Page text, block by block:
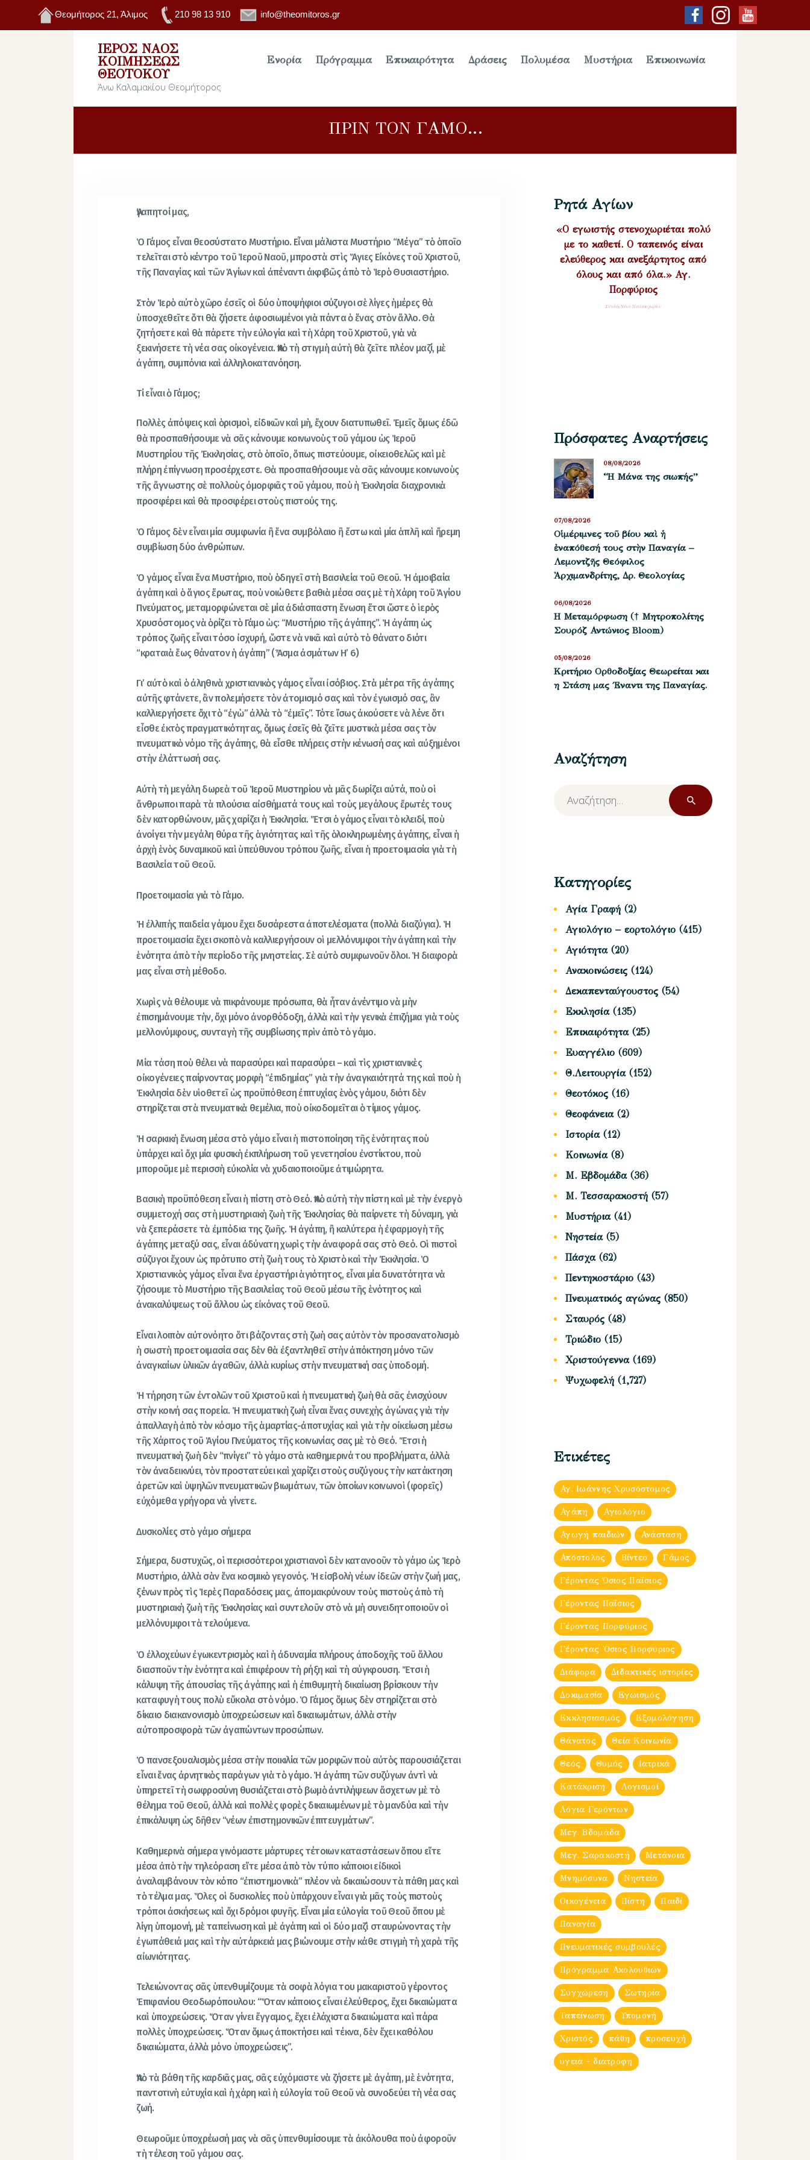
Θεομήτορος 21, Άλιμος 210 98 13 910 info@theomitoros.gr
ΙΕΡΌΣ ΝΑΌΣ
ΚΟΙΜΉΣΕΩΣ
ΘΕΟΤΌΚΟΥ
Άνω Καλαμακίου Θεομήτορος
Ενορία Πρόγραμμα Επικαιρότητα Δράσεις Πολυμέσα Μυστήρια Επικοινωνία
ΠΡΙΝ ΤΟΝ ΓΑΜΟ…
Ἀγαπητοί μας,
Ὁ Γάμος εἶναι θεοσύστατο Μυστήριο. Εἶναι μάλιστα Μυστήριο “Μέγα” τὸ ὁποῖο
τελεῖται στὸ κέντρο τοῦ Ἱεροῦ Ναοῦ, μπροστὰ στὶς Ἅγιες Εἰκόνες τοῦ Χριστοῦ,
τῆς Παναγίας καὶ τῶν Ἁγίων καὶ ἀπέναντι ἀκριβῶς ἀπὸ τὸ Ἱερὸ Θυσιαστήριο.
Στὸν Ἱερὸ αὐτὸ χῶρο ἐσεῖς οἱ δύο ὑποψήφιοι σύζυγοι σὲ λίγες ἡμέρες θὰ
ὑποσχεθεῖτε ὅτι θὰ ζήσετε ἀφοσιωμένοι γιὰ πάντα ὁ ἕνας στὸν ἄλλο. Θὰ
ζητήσετε καὶ θὰ πάρετε τὴν εὐλογία καὶ τὴ Χάρη τοῦ Χριστοῦ, γιὰ νὰ
ξεκινήσετε τὴ νέα σας οἰκογένεια. Ἀπὸ τὴ στιγμὴ αὐτὴ θὰ ζεῖτε πλέον μαζί, μὲ
ἀγάπη, συμπόνια καὶ ἀλληλοκατανόηση.
Τί εἶναι ὁ Γάμος;
Πολλὲς ἀπόψεις καὶ ὁρισμοὶ, εἰδικῶν καὶ μὴ, ἔχουν διατυπωθεῖ. Ἐμεῖς ὅμως ἐδῶ
θὰ προσπαθήσουμε νὰ σᾶς κάνουμε κοινωνοὺς τοῦ γάμου ὡς Ἱεροῦ
Μυστηρίου τῆς Ἐκκλησίας, στὸ ὁποῖο, ὅπως πιστεύουμε, οἰκειοθελῶς καὶ μὲ
πλήρη ἐπίγνωση προσέρχεστε. Θὰ προσπαθήσουμε νὰ σᾶς κάνουμε κοινωνοὺς
τῆς ἄγνωστης σὲ πολλοὺς ὀμορφιᾶς τοῦ γάμου, ποὺ ἡ Ἐκκλησία διαχρονικὰ
προσφέρει καὶ θὰ προσφέρει στοὺς πιστούς της.
Ὁ Γάμος δὲν εἶναι μία συμφωνία ἢ ἕνα συμβόλαιο ἢ ἔστω καὶ μία ἁπλῆ καὶ ἤρεμη
συμβίωση δύο ἀνθρώπων.
Ὁ γάμος εἶναι ἕνα Μυστήριο, ποὺ ὁδηγεῖ στὴ Βασιλεία τοῦ Θεοῦ. Ἡ ἀμοιβαία
ἀγάπη καὶ ὁ ἅγιος ἔρωτας, ποὺ νοιώθετε βαθιὰ μέσα σας μὲ τὴ Χάρη τοῦ Ἁγίου
Πνεύματος, μεταμορφώνεται σὲ μία ἀδιάσπαστη ἕνωση ἔτσι ὥστε ὁ ἱερὸς
Χρυσόστομος νὰ ὁρίζει τὸ Γάμο ὡς: “Μυστήριο τῆς ἀγάπης”. Ἡ ἀγάπη ὡς
τρόπος ζωῆς εἶναι τόσο ἰσχυρή, ὥστε νὰ νικᾶ καὶ αὐτὸ τὸ θάνατο διότι
“κραταιὰ ἕως θάνατον ἡ ἀγάπη” (Ἆσμα ἀσμάτων Η’ 6)
Γι’ αὐτὸ καὶ ὁ ἀληθινὰ χριστιανικὸς γάμος εἶναι ἰσόβιος. Στὰ μέτρα τῆς ἀγάπης
αὐτῆς φτάνετε, ἂν πολεμήσετε τὸν ἀτομισμό σας καὶ τὸν ἐγωισμό σας, ἂν
καλλιεργήσετε ὄχι τὸ “ἐγὼ” ἀλλὰ τὸ “ἐμεῖς”. Τότε ἴσως ἀκούσετε νὰ λένε ὅτι
εἶσθε ἐκτὸς πραγματικότητας, ὅμως ἐσεῖς θὰ ζεῖτε μυστικὰ μέσα σας τὸν
πνευματικὸ νόμο τῆς ἀγάπης, θὰ εἶσθε πλήρεις στὴν κένωσή σας καὶ αὐξημένοι
στὴν ἐλάττωσή σας.
Αὐτὴ τὴ μεγάλη δωρεὰ τοῦ Ἱεροῦ Μυστηρίου νὰ μᾶς δωρίζει αὐτά, ποὺ οἱ
ἄνθρωποι παρὰ τὰ πλούσια αἰσθήματά τους καὶ τοὺς μεγάλους ἔρωτές τους
δὲν κατορθώνουν, μᾶς χαρίζει ἡ Ἐκκλησία. Ἔτσι ὁ γάμος εἶναι τὸ κλειδί, ποὺ
ἀνοίγει τὴν μεγάλη θύρα τῆς ἁγιότητας καὶ τῆς ὁλοκληρωμένης ἀγάπης, εἶναι ἡ
ἀρχὴ ἑνὸς δυναμικοῦ καὶ ὑπεύθυνου τρόπου ζωῆς, εἶναι ἡ προετοιμασία γιὰ τὴ
Βασιλεία τοῦ Θεοῦ.
Προετοιμασία γιὰ τὸ Γάμο.
Ἡ ἐλλιπὴς παιδεία γάμου ἔχει δυσάρεστα ἀποτελέσματα (πολλὰ διαζύγια). Ἡ
προετοιμασία ἔχει σκοπὸ νὰ καλλιεργήσουν οἱ μελλόνυμφοι τὴν ἀγάπη καὶ τὴν
ἑνότητα ἀπὸ τὴν περίοδο τῆς μνηστείας. Σὲ αὐτὸ συμφωνοῦν ὅλοι. Ἡ διαφορὰ
μας εἶναι στὴ μέθοδο.
Χωρὶς νὰ θέλουμε νὰ πικράνουμε πρόσωπα, θὰ ἦταν ἀνέντιμο νὰ μὴν
ἐπισημάνουμε τὴν, ὄχι μόνο ἀνορθόδοξη, ἀλλὰ καὶ τὴν γενικὰ ἐπιζήμια γιὰ τοὺς
μελλονύμφους, συνταγὴ τῆς συμβίωσης πρὶν ἀπὸ τὸ γάμο.
Μία τάση ποὺ θέλει νὰ παρασύρει καὶ παρασύρει – καὶ τὶς χριστιανικὲς
οἰκογένειες παίρνοντας μορφὴ “ἐπιδημίας” γιὰ τὴν ἀναγκαιότητά της καὶ ποὺ ἡ
Ἐκκλησία δὲν υἱοθετεῖ ὡς προϋπόθεση ἐπιτυχίας ἑνὸς γάμου, διότι δὲν
στηρίζεται στὰ πνευματικὰ θεμέλια, ποὺ οἰκοδομεῖται ὁ τίμιος γάμος.
Ἡ σαρκικὴ ἕνωση μέσα στὸ γάμο εἶναι ἡ πιστοποίηση τῆς ἑνότητας ποὺ
ὑπάρχει καὶ ὄχι μία φυσικὴ ἐκπλήρωση τοῦ γενετησίου ἐνστίκτου, ποὺ
μποροῦμε μὲ περισσὴ εὐκολία νὰ χυδαιοποιοῦμε ἀτιμώρητα.
Βασικὴ προϋπόθεση εἶναι ἡ πίστη στὸ Θεό. Ἀπὸ αὐτὴ τὴν πίστη καὶ μὲ τὴν ἐνεργὸ
συμμετοχή σας στὴ μυστηριακὴ ζωὴ τῆς Ἐκκλησίας θὰ παίρνετε τὴ δύναμη, γιὰ
νὰ ξεπεράσετε τὰ ἐμπόδια της ζωῆς. Ἡ ἀγάπη, ἢ καλύτερα ἡ ἐφαρμογὴ τῆς
ἀγάπης μεταξύ σας, εἶναι ἀδύνατη χωρὶς τὴν ἀναφορά σας στὸ Θεό. Οἱ πιστοὶ
σύζυγοι ἔχουν ὡς πρότυπο στὴ ζωὴ τους τὸ Χριστὸ καὶ τὴν Ἐκκλησία. Ὁ
Χριστιανικὸς γάμος εἶναι ἕνα ἐργαστήρι ἁγιότητος, εἶναι μία δυνατότητα νὰ
ζήσουμε τὸ Μυστήριο τῆς Βασιλείας τοῦ Θεοῦ μέσω τῆς ἑνότητος καὶ
ἀνακαλύψεως τοῦ ἄλλου ὡς εἰκόνας τοῦ Θεοῦ.
Εἶναι λοιπὸν αὐτονόητο ὅτι βάζοντας στὴ ζωὴ σας αὐτὸν τὸν προσανατολισμὸ
ἡ σωστὴ προετοιμασία σας δὲν θὰ ἐξαντληθεῖ στὴν ἀπόκτηση μόνο τῶν
ἀναγκαίων ὑλικῶν ἀγαθῶν, ἀλλὰ κυρίως στὴν πνευματική σας ὑποδομή.
Ἡ τήρηση τῶν ἐντολῶν τοῦ Χριστοῦ καὶ ἡ πνευματικὴ ζωὴ θὰ σᾶς ἐνισχύουν
στὴν κοινή σας πορεία. Ἡ πνευματικὴ ζωὴ εἶναι ἕνας συνεχὴς ἀγώνας γιὰ τὴν
ἀπαλλαγὴ ἀπὸ τὸν κόσμο τῆς ἁμαρτίας-ἀποτυχίας καὶ γιὰ τὴν οἰκείωση μέσω
τῆς Χάριτος τοῦ Ἁγίου Πνεύματος τῆς κοινωνίας σας μὲ τὸ Θεό. Ἔτσι ἡ
πνευματικὴ ζωὴ δὲν “πνίγει” τὸ γάμο στὰ καθημερινά του προβλήματα, ἀλλὰ
τὸν ἀναδεικνύει, τὸν προστατεύει καὶ χαρίζει στοὺς συζύγους τὴν κατάκτηση
ἀρετῶν καὶ ὑψηλῶν πνευματικῶν βιωμάτων, τῶν ὁποίων κοινωνοὶ (φορεῖς)
εὐχόμεθα γρήγορα νὰ γίνετε.
Δυσκολίες στὸ γάμο σήμερα
Σήμερα, δυστυχῶς, οἱ περισσότεροι χριστιανοὶ δὲν κατανοοῦν τὸ γάμο ὡς Ἱερὸ
Μυστήριο, ἀλλὰ σὰν ἕνα κοσμικὸ γεγονός. Ἡ εἰσβολὴ νέων ἰδεῶν στὴν ζωή μας,
ξένων πρὸς τὶς Ἱερὲς Παραδόσεις μας, ἀπομακρύνουν τοὺς πιστοὺς ἀπὸ τὴ
μυστηριακὴ ζωὴ τῆς Ἐκκλησίας καὶ συντελοῦν στὸ νὰ μὴ συνειδητοποιοῦν οἱ
μελλόνυμφοι τὰ τελούμενα.
Ὁ ἐλλοχεύων ἐγωκεντρισμὸς καὶ ἡ ἀδυναμία πλήρους ἀποδοχῆς τοῦ ἄλλου
διασποῦν τὴν ἑνότητα καὶ ἐπιφέρουν τὴ ρήξη καὶ τὴ σύγκρουση. Ἔτσι ἡ
κάλυψη τῆς ἀπουσίας τῆς ἀγάπης καὶ ἡ ἐπιθυμητὴ δικαίωση βρίσκουν τὴν
καταφυγὴ τους πολὺ εὔκολα στὸ νόμο. Ὁ Γάμος ὅμως δὲν στηρίζεται στὸ
δίκαιο διακανονισμὸ ὑποχρεώσεων καὶ δικαιωμάτων, ἀλλὰ στὴν
αὐτοπροσφορὰ τῶν ἀγαπώντων προσώπων.
Ὁ πανσεξουαλισμὸς μέσα στὴν ποικιλία τῶν μορφῶν ποὺ αὐτὸς παρουσιάζεται
εἶναι ἕνας ἀρνητικὸς παράγων γιὰ τὸ γάμο. Ἡ ἀγάπη τῶν συζύγων ἀντὶ νὰ
ὑπηρετεῖ τὴ σωφροσύνη θυσιάζεται στὸ βωμὸ ἀντιλήψεων ἄσχετων μὲ τὸ
θέλημα τοῦ Θεοῦ, ἀλλὰ καὶ πολλὲς φορὲς δικαιωμένων μὲ τὸ μανδύα καὶ τὴν
ἐπικάλυψη ὡς δῆθεν “νέων ἐπιστημονικῶν ἐπιτευγμάτων”.
Καθημερινὰ σήμερα γινόμαστε μάρτυρες τέτοιων καταστάσεων ὅπου εἴτε
μέσα ἀπὸ τὴν τηλεόραση εἴτε μέσα ἀπὸ τὸν τύπο κάποιοι εἰδικοὶ
ἀναλαμβάνουν τὸν κόπο “ἐπιστημονικὰ” πλέον νὰ δικαιώσουν τὰ πάθη μας καὶ
τὸ τέλμα μας. Ὅλες οἱ δυσκολίες ποὺ ὑπάρχουν εἶναι γιὰ μᾶς τοὺς πιστοὺς
τρόποι ἀσκήσεως καὶ ὄχι δρόμοι φυγῆς. Εἶναι μία εὐλογία τοῦ Θεοῦ ὅπου μὲ
λίγη ὑπομονή, μὲ ταπείνωση καὶ μὲ ἀγάπη καὶ οἱ δύο μαζὶ σταυρώνοντας τὴν
ἐγωπάθειά μας καὶ τὴν αὐτάρκειά μας βιώνουμε στὴν κάθε στιγμὴ τὴ χαρὰ τῆς
αἰωνιότητας.
Τελειώνοντας σᾶς ὑπενθυμίζουμε τὰ σοφὰ λόγια του μακαριστοῦ γέροντος
Ἐπιφανίου Θεοδωρόπουλου: “Ὅταν κάποιος εἶναι ἐλεύθερος, ἔχει δικαιώματα
καὶ ὑποχρεώσεις. Ὅταν γίνει ἔγγαμος, ἔχει ἐλάχιστα δικαιώματα καὶ πάρα
πολλὲς ὑποχρεώσεις. Ὅταν ὅμως ἀποκτήσει καὶ τέκνα, δὲν ἔχει καθόλου
δικαιώματα, ἀλλὰ μόνο ὑποχρεώσεις”.
Ἀπὸ τὰ βάθη τῆς καρδιᾶς μας, σᾶς εὐχόμαστε νὰ ζήσετε μὲ ἀγάπη, μὲ ἑνότητα,
παντοτινὴ εὐτυχία καὶ ἡ χάρη καὶ ἡ εὐλογία τοῦ Θεοῦ νὰ συνοδεύει τὴ νέα σας
ζωή.
Θεωροῦμε ὑποχρέωσή μας νὰ σᾶς ὑπενθυμίσουμε τὰ ἀκόλουθα ποὺ ἀφοροῦν
τὴ τέλεση τοῦ γάμου σας.
Ρητά Αγίων
«Ο εγωιστής στενοχωριέται πολύ
με το καθετί. Ο ταπεινός είναι
ελεύθερος και ανεξάρτητος από
όλους και από όλα.» Αγ.
Πορφύριος
Σύναξη Νέων Παλαιοχωρίου
Πρόσφατες Αναρτήσεις
“Η Μάνα της σιωπής”
08/08/2026
Οἱ μέριμνες τοῦ βίου καὶ ἡ
ἐναπόθεσή τους στὴν Παναγία –
Λεμοντζῆς Θεόφιλος
Ἀρχιμανδρίτης, Δρ. Θεολογίας
07/08/2026
Η Μεταμόρφωση († Μητροπολίτης
Σουρόζ Αντώνιος Bloom)
06/08/2026
Kριτήριο Oρθοδοξίας Θεωρείται και
η Στάση μας ΄Εναντι της Παναγίας.
05/08/2026
Αναζήτηση
Αναζήτηση
για:
Κατηγορίες
Αγία Γραφή (2)
Αγιολόγιο – εορτολόγιο (415)
Αγιότητα(20)
Ανακοινώσεις (124)
Δεκαπενταύγουστος (54)
Εκκλησία(135)
Επικαιρότητα(25)
Ευαγγέλιο (609)
Θ.Λειτουργία(152)
Θεοτόκος (16)
Θεοφάνεια(2)
Ιστορία(12)
Κοινωνία(8)
Μ. Εβδομάδα(36)
Μ. Τεσσαρακοστή (57)
Μυστήρια(41)
Νηστεία(5)
Πάσχα(62)
Πεντηκοστάριο (43)
Πνευματικός αγώνας (850)
Σταυρός (48)
Τριώδιο (15)
Χριστούγεννα(169)
Ψυχωφελή (1,727)
Ετικέτες
Αγ. Ιωάννης Χρυσόστομος
Αγάπη Αγιολόγιο
Αγωγή παιδιών Ανάσταση
Απόστολος Βίντεο Γάμος
Γέροντας Όσιος Παΐσιος
Γέροντας Παΐσιος
Γέροντας Πορφύριος
Γέροντας Ὀσιος Πορφύριος
Διάφορα Διδακτικές ιστορίες
Δοκιμασία Εγωισμός
Εκκλησιασμός Εξομολόγηση
Θάνατος Θεία Κοινωνία
Θεός Θυμός Ιατρικά
Κατάκριση Λογισμοί
Λόγια Γερόντων
Μεγ. Βδομἀδα
Μεγ. Σαρακοστή Μετάνοια
Μνημόσυνα Νηστεία
Οικογένεια Πίστη Παιδί
Παναγία
Πνευματικές συμβουλές
Πρόγραμμα Ακολουθιών
Συγχώρεση Σωτηρία
Ταπείνωση Υπομονή
Χριστός πάθη προσευχή
υγεια - διατροφη